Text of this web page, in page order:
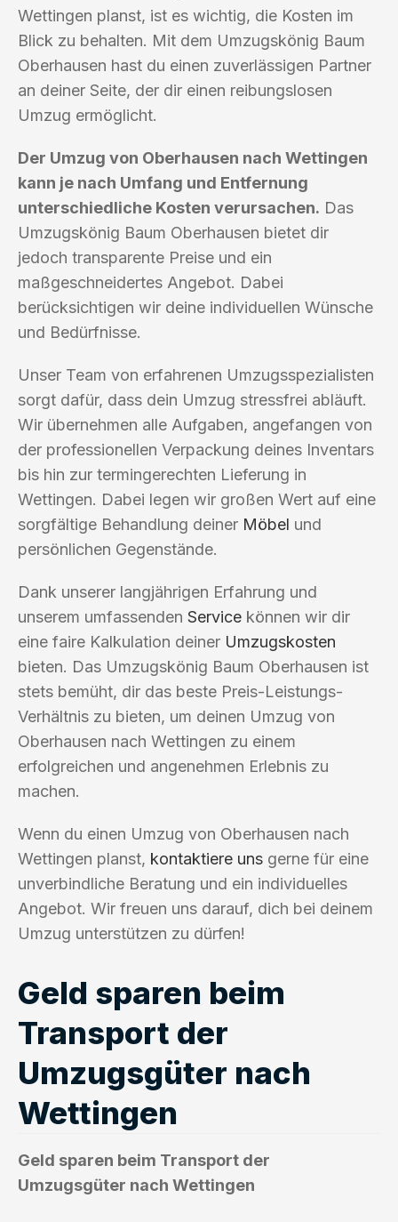
Wettingen planst, ist es wichtig, die Kosten im
Blick zu behalten. Mit dem Umzugskönig Baum
Oberhausen hast du einen zuverlässigen Partner
an deiner Seite, der dir einen reibungslosen
Umzug ermöglicht.
Der Umzug von Oberhausen nach Wettingen
kann je nach Umfang und Entfernung
unterschiedliche Kosten verursachen. Das
Umzugskönig Baum Oberhausen bietet dir
jedoch transparente Preise und ein
maßgeschneidertes Angebot. Dabei
berücksichtigen wir deine individuellen Wünsche
und Bedürfnisse.
Unser Team von erfahrenen Umzugsspezialisten
sorgt dafür, dass dein Umzug stressfrei abläuft.
Wir übernehmen alle Aufgaben, angefangen von
der professionellen Verpackung deines Inventars
bis hin zur termingerechten Lieferung in
Wettingen. Dabei legen wir großen Wert auf eine
sorgfältige Behandlung deiner Möbel und
persönlichen Gegenstände.
Dank unserer langjährigen Erfahrung und
unserem umfassenden Service können wir dir
eine faire Kalkulation deiner Umzugskosten
bieten. Das Umzugskönig Baum Oberhausen ist
stets bemüht, dir das beste Preis-Leistungs-
Verhältnis zu bieten, um deinen Umzug von
Oberhausen nach Wettingen zu einem
erfolgreichen und angenehmen Erlebnis zu
machen.
Wenn du einen Umzug von Oberhausen nach
Wettingen planst, kontaktiere uns gerne für eine
unverbindliche Beratung und ein individuelles
Angebot. Wir freuen uns darauf, dich bei deinem
Umzug unterstützen zu dürfen!
Geld sparen beim
Transport der
Umzugsgüter nach
Wettingen
Geld sparen beim Transport der
Umzugsgüter nach Wettingen